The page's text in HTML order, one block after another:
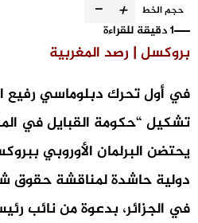
حجم الخط +
-
1 دقيقة للقراءة
بروكسل | رصد المغربية
​في أول تحرك دبلوماسي رفيع
تشكيل “حكومة القبايل في
يحتضن البرلمان الأوروبي
دولية حاشدة لمناقشة حقوق
في الجزائر، بدعوة من نائب